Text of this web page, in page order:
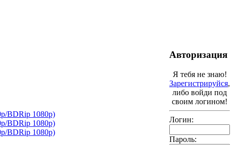
Авторизация
Я тебя не знаю!
Зарегистрируйся,
либо войди под
своим логином!
Логин:
Пароль: